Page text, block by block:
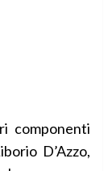
componenti
D’Azzo,